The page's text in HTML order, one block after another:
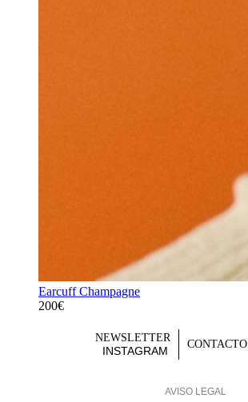
Earcuff Champagne
200€
NEWSLETTER
INSTAGRAM
CONTACTO
AVISO LEGAL